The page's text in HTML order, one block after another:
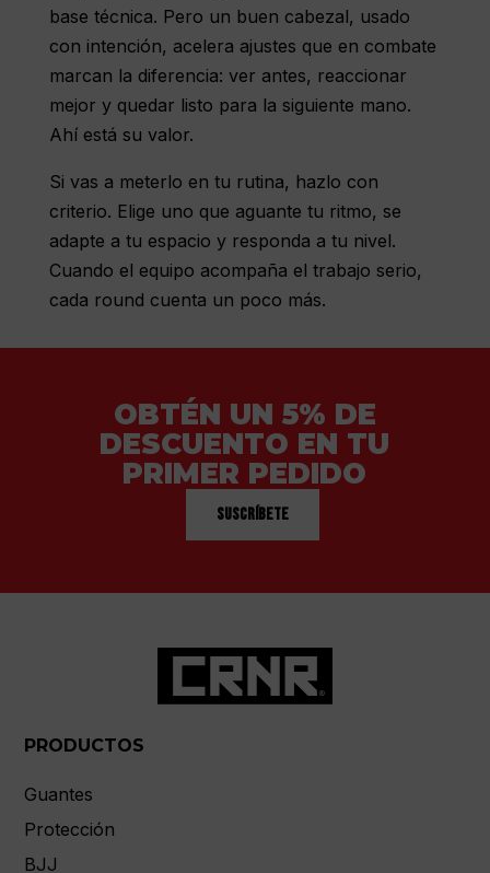
base técnica. Pero un buen cabezal, usado
con intención, acelera ajustes que en combate
marcan la diferencia: ver antes, reaccionar
mejor y quedar listo para la siguiente mano.
Ahí está su valor.
Si vas a meterlo en tu rutina, hazlo con
criterio. Elige uno que aguante tu ritmo, se
adapte a tu espacio y responda a tu nivel.
Cuando el equipo acompaña el trabajo serio,
cada round cuenta un poco más.
OBTÉN UN 5% DE
DESCUENTO EN TU
PRIMER PEDIDO
Suscríbete
PRODUCTOS
Guantes
Protección
BJJ